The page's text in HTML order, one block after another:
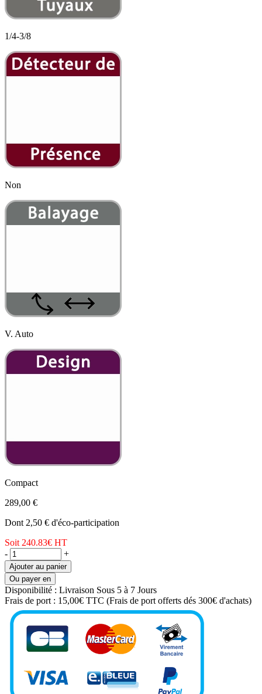
1/4-3/8
Non
V. Auto
Compact
289,00 €
Dont 2,50 € d'éco-participation
Soit 240.83€ HT
-
+
Ajouter au panier
Ou payer en
Disponibilité : Livraison Sous 5 à 7 Jours
Frais de port : 15,00€ TTC (Frais de port offerts dés 300€ d'achats)